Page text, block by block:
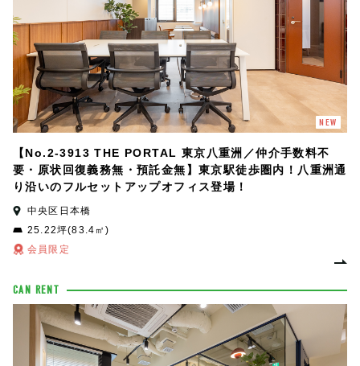
NEW
【No.2-3913 THE PORTAL 東京八重洲／仲介手数料不
要・原状回復義務無・預託金無】東京駅徒歩圏内！八重洲通
り沿いのフルセットアップオフィス登場！
中央区日本橋
25.22坪(83.4㎡)
会員限定
CAN RENT